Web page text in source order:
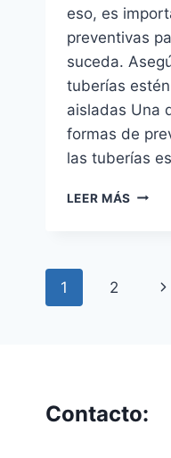
eso, es
preventivas
suceda.
tuberías
aisladas Una
formas de
las tuberías
LEER MÁS
Navegación
1 2
Contacto: